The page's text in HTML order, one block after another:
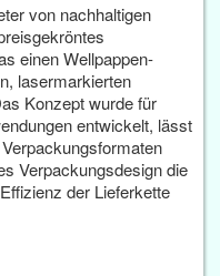
von nachhaltigen
einen Wellpappen-
lasermarkierten
Konzept wurde für
entwickelt, lässt
Verpackungsdesign die
der Lieferkette